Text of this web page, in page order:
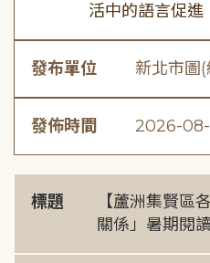
活中的語言促進
發布單位 新北市圖(
發佈時間 2026-
標題
【蘆洲集賢區
關係」暑期閱